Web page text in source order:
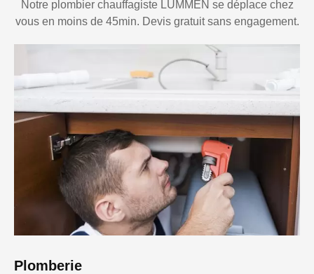
Notre plombier chauffagiste LUMMEN se déplace chez
vous en moins de 45min. Devis gratuit sans engagement.
Plomberie